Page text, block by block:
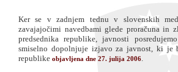
Ker se v zadnjem tednu v slovenskih
zavajajočimi navedbami glede proračuna in
predsednika republike, javnosti
smiselno dopolnjuje izjavo za javnost, ki je
republike objavljena dne 27. julija 2006.